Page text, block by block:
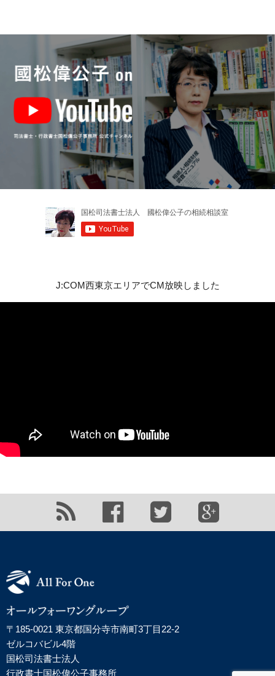
J:COM西東京エリアでCM放映しました
〒185-0021 東京都国分寺市南町3丁目22-2
ゼルコバビル4階
国松司法書士法人
行政書士国松偉公子事務所